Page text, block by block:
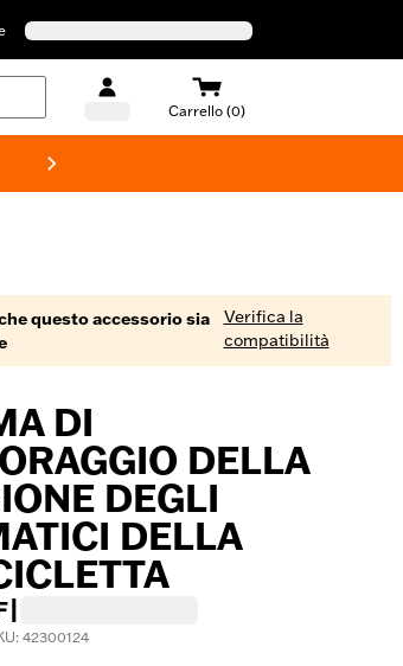
Carrello (0)
questo accessorio sia
Verifica la
compatibilità
DI
DELLA
DEGLI
DELLA
42300124